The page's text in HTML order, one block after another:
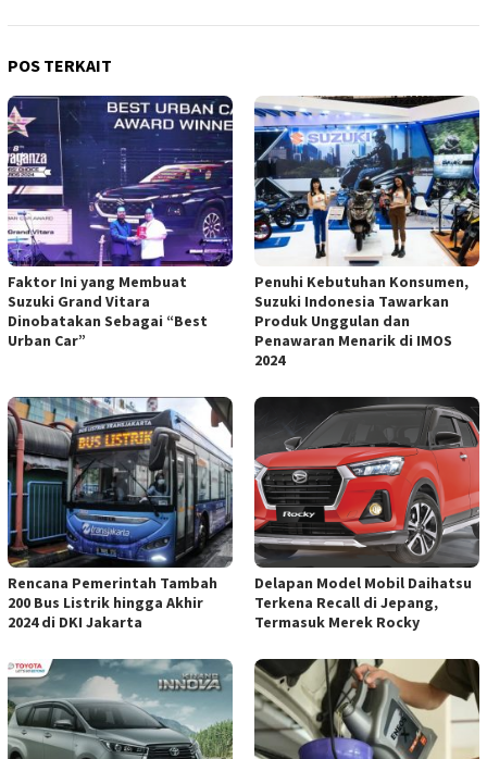
POS TERKAIT
Faktor Ini yang Membuat
Suzuki Grand Vitara
Dinobatakan Sebagai “Best
Urban Car”
Penuhi Kebutuhan Konsumen,
Suzuki Indonesia Tawarkan
Produk Unggulan dan
Penawaran Menarik di IMOS
2024
Rencana Pemerintah Tambah
200 Bus Listrik hingga Akhir
2024 di DKI Jakarta
Delapan Model Mobil Daihatsu
Terkena Recall di Jepang,
Termasuk Merek Rocky